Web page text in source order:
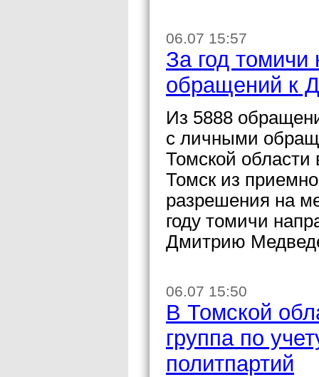
06.07 15:57
За год томичи
обращений к
Из 5888
с личными
Томской области
Томск из
разрешения на
году томичи
Дмитрию
06.07 15:50
В Томской
группа по
политпартий